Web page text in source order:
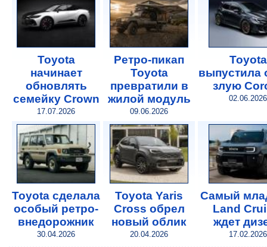
Toyota
начинает
обновлять
семейку Crown
17.07.2026
Ретро-пикап
Toyota
превратили в
жилой модуль
09.06.2026
Toyota
выпустила
злую
02.06.2026
Toyota сделала
особый ретро-
внедорожник
30.04.2026
Toyota Yaris
Cross обрел
новый облик
20.04.2026
Самый
Land
ждет
17.02.2026